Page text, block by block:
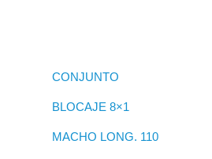
CONJUNTO
BLOCAJE 8×1
MACHO LONG. 110